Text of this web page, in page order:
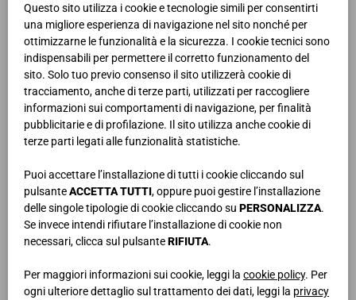
Questo sito utilizza i cookie e tecnologie simili per consentirti
una migliore esperienza di navigazione nel sito nonché per
ottimizzarne le funzionalità e la sicurezza. I cookie tecnici sono
indispensabili per permettere il corretto funzionamento del
sito. Solo tuo previo consenso il sito utilizzerà cookie di
tracciamento, anche di terze parti, utilizzati per raccogliere
informazioni sui comportamenti di navigazione, per finalità
pubblicitarie e di profilazione. Il sito utilizza anche cookie di
terze parti legati alle funzionalità statistiche.
Puoi accettare l’installazione di tutti i cookie cliccando sul
pulsanteACCETTA TUTTI, oppure puoi gestire l’installazione
delle singole tipologie di cookie cliccando su PERSONALIZZA.
Se invece intendi rifiutare l’installazione di cookie non
necessari, clicca sul pulsanteRIFIUTA.
Per maggiori informazioni sui cookie, leggi la cookie policy. Per
ogni ulteriore dettaglio sul trattamento dei dati, leggi la privacy